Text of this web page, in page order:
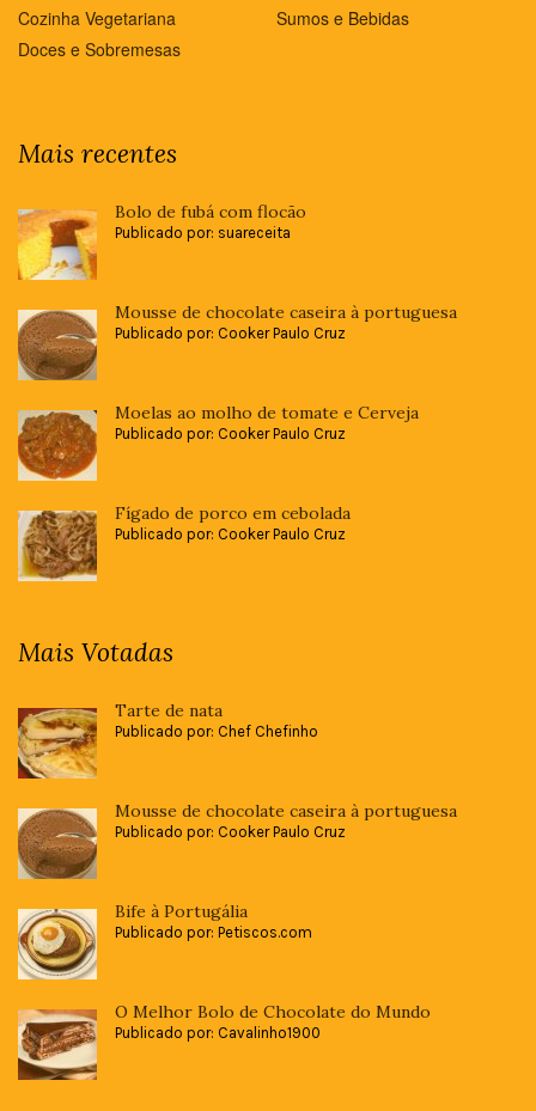
Cozinha Vegetariana
Doces e Sobremesas
Sumos e Bebidas
Mais recentes
Bolo de fubá com flocão
Publicado por: suareceita
Mousse de chocolate caseira à portuguesa
Publicado por: Cooker Paulo Cruz
Moelas ao molho de tomate e Cerveja
Publicado por: Cooker Paulo Cruz
Fígado de porco em cebolada
Publicado por: Cooker Paulo Cruz
Mais Votadas
Tarte de nata
Publicado por: Chef Chefinho
Mousse de chocolate caseira à portuguesa
Publicado por: Cooker Paulo Cruz
Bife à Portugália
Publicado por: Petiscos.com
O Melhor Bolo de Chocolate do Mundo
Publicado por: Cavalinho1900